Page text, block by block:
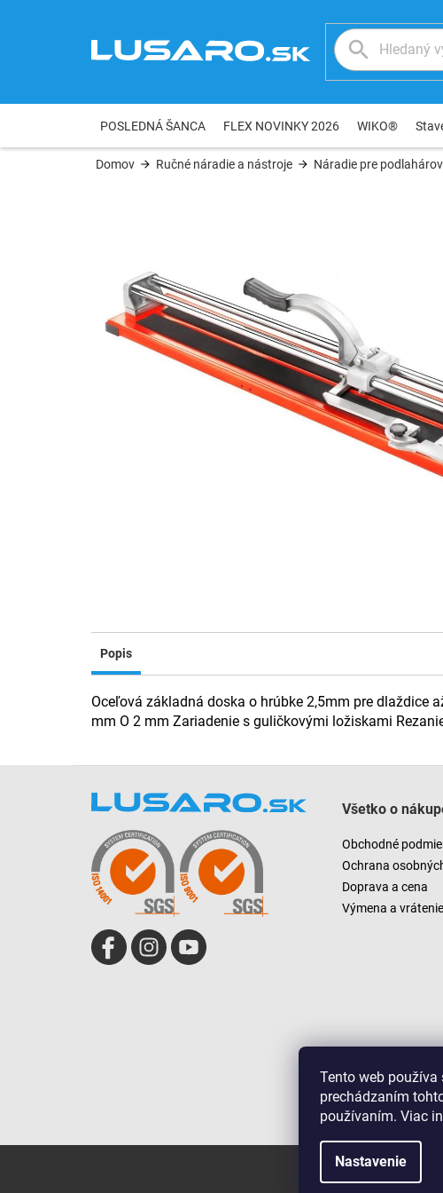
Tento web používa
prechádzaním
používaním. Viac
Nastavenie
POSLEDNÁ ŠANCA FLEX NOVINKY 2026 WIKO®
Domov Ručné náradie a nástroje Náradie pre podlahárov
Popis
Oceľová základná doska o hrúbke 2,5mm pre dlaždice
mm O 2 mm Zariadenie s guličkovými ložiskami
Všetko o
Obchodné
Ochrana
Doprava a cena
Výmena a vrátenie